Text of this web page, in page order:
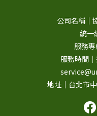
公司名稱｜
統一
服務
服務時間
地址｜台北市